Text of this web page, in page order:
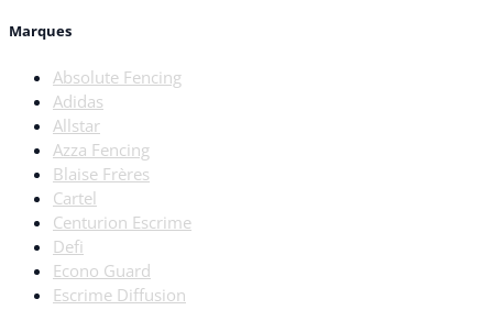
Marques
Absolute Fencing
Adidas
Allstar
Azza Fencing
Blaise Frères
Cartel
Centurion Escrime
Defi
Econo Guard
Escrime Diffusion